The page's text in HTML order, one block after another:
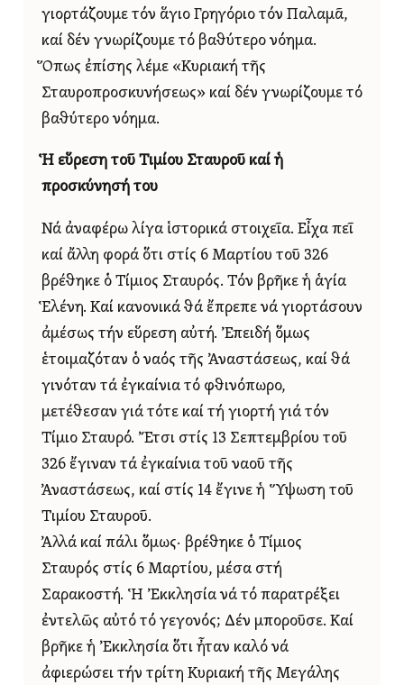
γιορτάζουμε τόν ἅγιο Γρηγόριο τόν Παλαμᾶ,
καί δέν γνωρίζουμε τό βαθύτερο νόημα.
Ὅπως ἐπίσης λέμε «Κυριακή τῆς
Σταυροπροσκυνήσεως» καί δέν γνωρίζουμε τό
βαθύτερο νόημα.
Ἡ εὕρεση τοῦ Τιμίου Σταυροῦ καί ἡ
προσκύνησή του
Νά ἀναφέρω λίγα ἱστορικά στοιχεῖα. Εἶχα πεῖ
καί ἄλλη φορά ὅτι στίς 6 Μαρτίου τοῦ 326
βρέθηκε ὁ Τίμιος Σταυρός. Τόν βρῆκε ἡ ἁγία
Ἑλένη. Καί κανονικά θά ἔπρεπε νά γιορτάσουν
ἀμέσως τήν εὕρεση αὐτή. Ἐπειδή ὅμως
ἑτοιμαζόταν ὁ ναός τῆς Ἀναστάσεως, καί θά
γινόταν τά ἐγκαίνια τό φθινόπωρο,
μετέθεσαν γιά τότε καί τή γιορτή γιά τόν
Τίμιο Σταυρό. Ἔτσι στίς 13 Σεπτεμβρίου τοῦ
326 ἔγιναν τά ἐγκαίνια τοῦ ναοῦ τῆς
Ἀναστάσεως, καί στίς 14 ἔγινε ἡ Ὕψωση τοῦ
Τιμίου Σταυροῦ.
Ἀλλά καί πάλι ὅμως· βρέθηκε ὁ Τίμιος
Σταυρός στίς 6 Μαρτίου, μέσα στή
Σαρακοστή. Ἡ Ἐκκλησία νά τό παρατρέξει
ἐντελῶς αὐτό τό γεγονός; Δέν μποροῦσε. Καί
βρῆκε ἡ Ἐκκλησία ὅτι ἦταν καλό νά
ἀφιερώσει τήν τρίτη Κυριακή τῆς Μεγάλης